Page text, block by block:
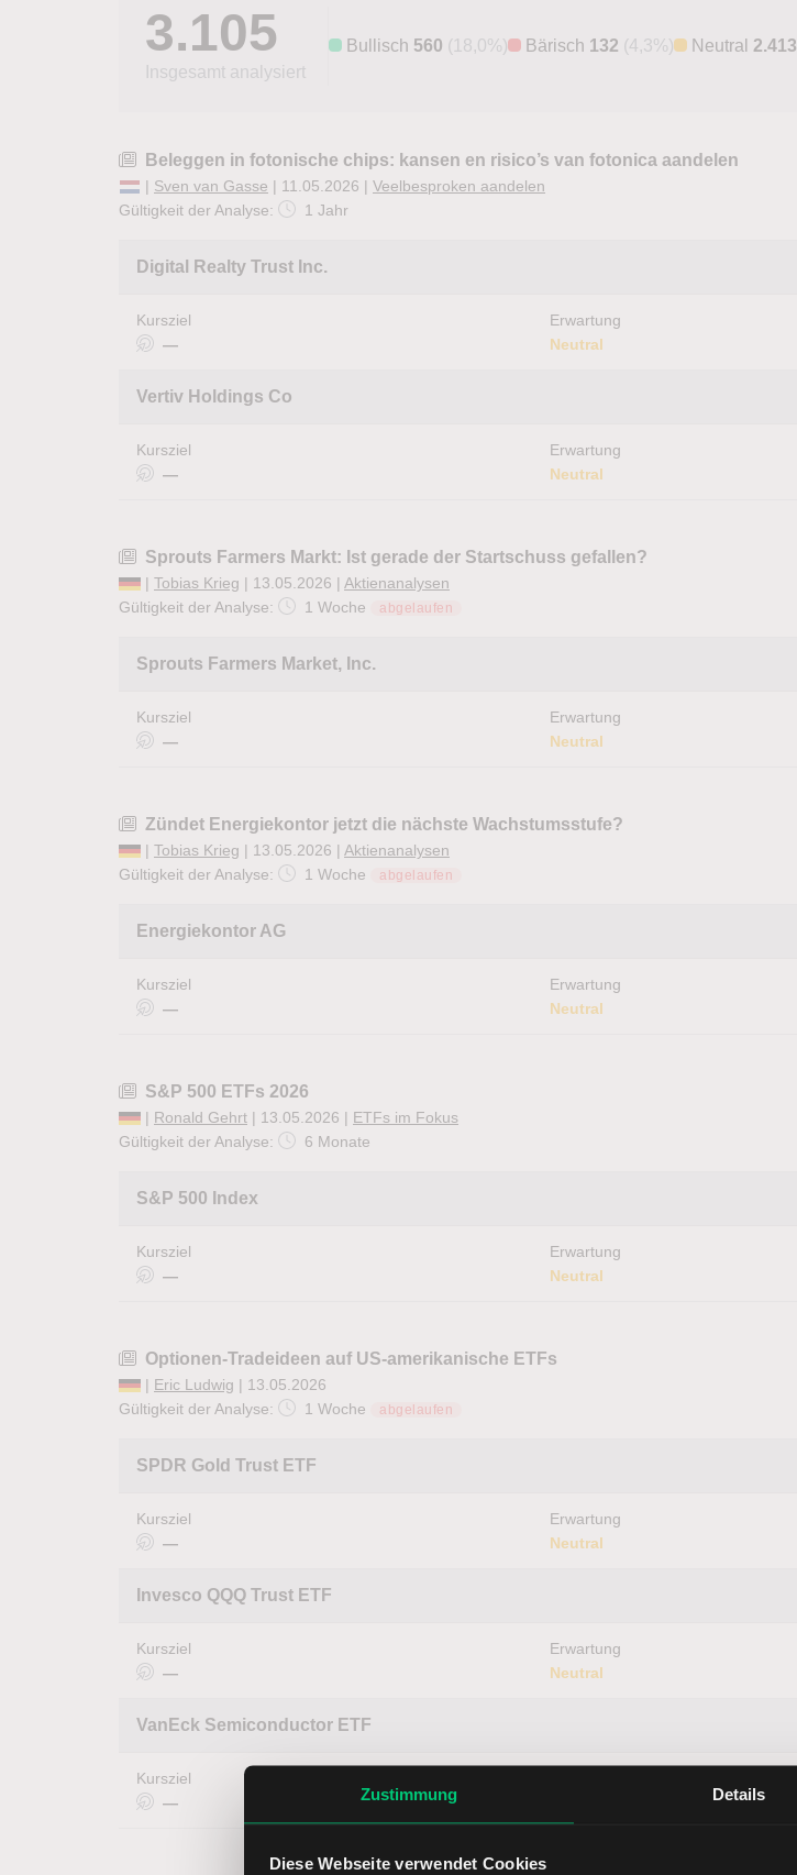
Zustimmung Details
Diese Webseite verwendet Cookies
3.105
Insgesamt analysiert
Bullisch 560 (18,0%) Bärisch 132 (4,3%) Neutral 2.413
Beleggen in fotonische chips: kansen en risico’s van fotonica aandelen
| Sven van Gasse | 11.05.2026 | Veelbesproken aandelen
Gültigkeit der Analyse:
1 Jahr
Digital Realty Trust Inc.
Kursziel
—
Erwartung
Neutral
Vertiv Holdings Co
Kursziel
—
Erwartung
Neutral
Sprouts Farmers Markt: Ist gerade der Startschuss gefallen?
| Tobias Krieg | 13.05.2026 | Aktienanalysen
Gültigkeit der Analyse:
1 Woche abgelaufen
Sprouts Farmers Market, Inc.
Kursziel
—
Erwartung
Neutral
Zündet Energiekontor jetzt die nächste Wachstumsstufe?
| Tobias Krieg | 13.05.2026 | Aktienanalysen
Gültigkeit der Analyse:
1 Woche abgelaufen
Energiekontor AG
Kursziel
—
Erwartung
Neutral
S&P 500 ETFs 2026
| Ronald Gehrt | 13.05.2026 | ETFs im Fokus
Gültigkeit der Analyse:
6 Monate
S&P 500 Index
Kursziel
—
Erwartung
Neutral
Optionen-Tradeideen auf US-amerikanische ETFs
| Eric Ludwig | 13.05.2026
Gültigkeit der Analyse:
1 Woche abgelaufen
SPDR Gold Trust ETF
Kursziel
—
Erwartung
Neutral
Invesco QQQ Trust ETF
Kursziel
—
Erwartung
Neutral
VanEck Semiconductor ETF
Kursziel
—